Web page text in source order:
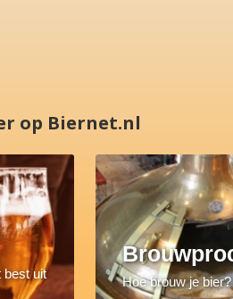
op Biernet.nl
best uit
Hoe brouw je bier?